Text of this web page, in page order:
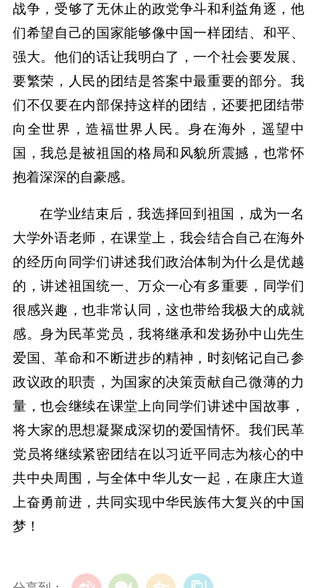
战争，受够了无休止的政党争斗和利益角逐，他
们希望自己的国家能够像中国一样团结、和平、
强大。他们的话让我明白了，一个社会要发展、
要繁荣，人民的团结是答案中最重要的部分。我
们不仅要在内部保持这样的团结，还要把团结带
向全世界，造福世界人民。身在海外，遥望中
国，我总是被祖国的格局和风貌所震撼，也常怀
抱着深深的自豪感。
在学业结束后，我选择回到祖国，成为一名
大学外语老师，在课堂上，我会结合自己在海外
的经历向同学们讲述我们政治体制为什么是优越
的，讲述祖国统一、万众一心有多重要，同学们
很感兴趣，也非常认同，这也带给我极大的成就
感。身为民革党员，我将继承和发扬孙中山先生
爱国、革命和不断进步的精神，时刻铭记自己参
政议政的职责，为国家的决策贡献自己微薄的力
量，也会继续在课堂上向同学们讲述中国故事，
将大家的思想凝聚成深切的爱国情怀。我们民革
党员将继续紧密团结在以习近平同志为核心的中
共中央周围，与全体中华儿女一起，在康庄大道
上奋勇前进，共同实现中华民族伟大复兴的中国
梦！